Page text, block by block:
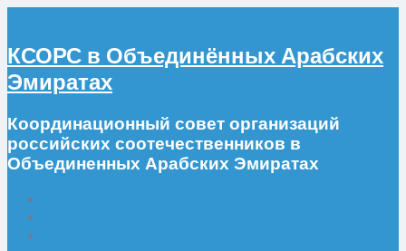
КСОРС в Объединённых Арабских
Эмиратах
Координационный совет организаций
российских соотечественников в
Объединенных Арабских Эмиратах